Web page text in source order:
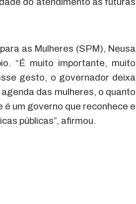
as Mulheres (SPM), Neusa
“É muito importante, muito
gesto, o governador deixa
das mulheres, o quanto
um governo que reconhece e
públicas”, afirmou.